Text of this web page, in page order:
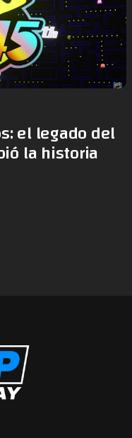
el legado del
la historia